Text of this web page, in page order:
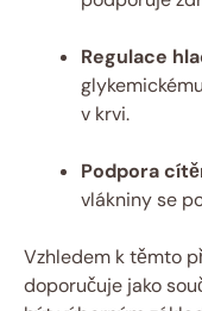
Regulace
v krvi.
Podpora
vlákniny se
Vzhledem k těmto
doporučuje jako